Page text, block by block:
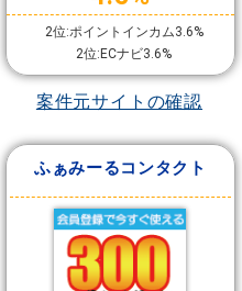
2位:ポイントインカム3.6%
2位:ECナビ3.6%
案件元サイトの確認
ふぁみーるコンタクト